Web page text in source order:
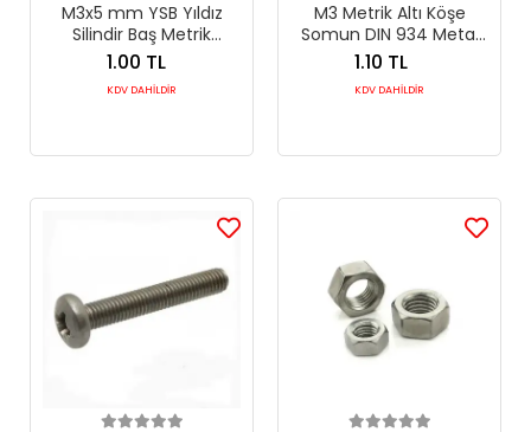
M3x5 mm YSB Yıldız
Silindir Baş Metrik
Makine Vidası DIN 7985
1.00 TL
KDV DAHİLDİR
M3 Metrik Altı Köşe
Somun DIN 934 Metal
Bağlantı Elemanı
1.10 TL
KDV DAHİLDİR